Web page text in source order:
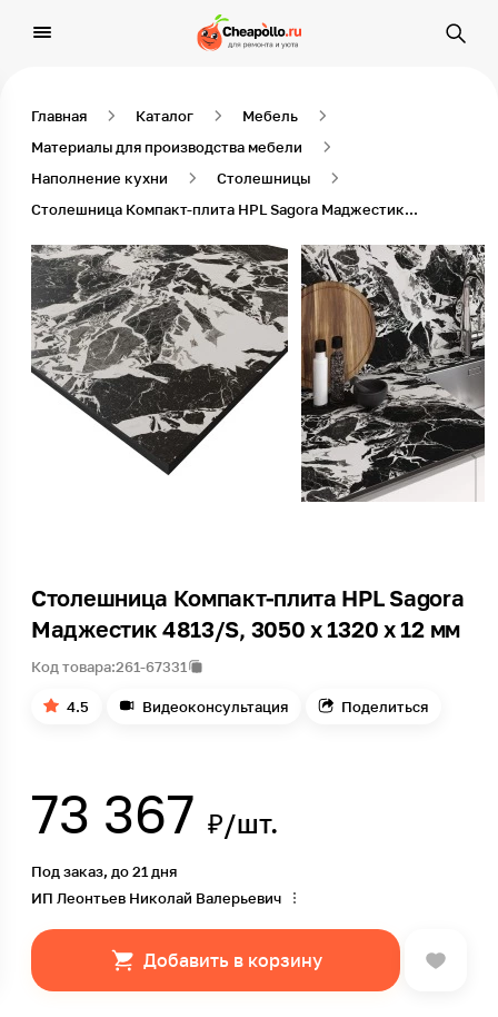
Главная Каталог
Мебель
Материалы для производства мебели
Наполнение кухни
Столешницы
Столешница Компакт-плита HPL Sagora Маджестик 4813/S, 3050 x 1320 x 12 мм
Столешница Компакт-плита HPL Sagora
Маджестик 4813/S, 3050 x 1320 x 12 мм
Код товара:261-67331
4.5 Видеоконсультация Поделиться
73 367 ₽/шт.
Под заказ, до 21 дня
ИП Леонтьев Николай Валерьевич
Добавить в корзину